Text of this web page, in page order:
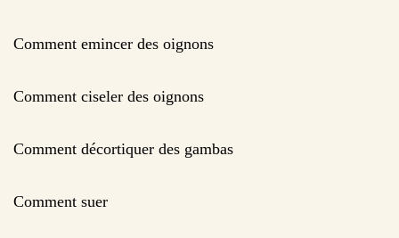
Comment emincer des oignons
Comment ciseler des oignons
Comment décortiquer des gambas
Comment suer